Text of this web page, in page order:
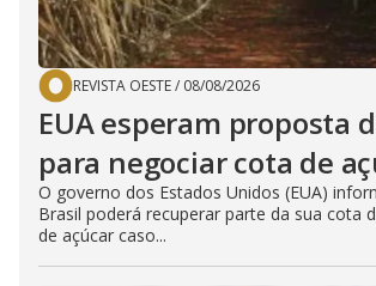
REVISTA OESTE/ 08/08/2026
EUA esperam proposta
para negociar cota de
O governo dos Estados Unidos (EUA)
Brasil poderá recuperar parte da sua cota
de açúcar caso...